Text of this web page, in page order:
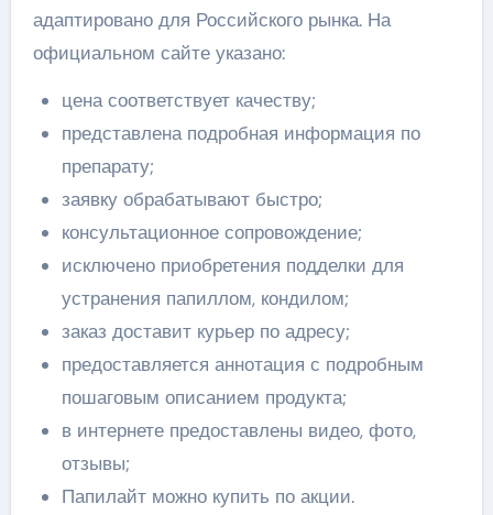
адаптировано для Российского рынка. На
официальном сайте указано:
цена соответствует качеству;
представлена подробная информация по
препарату;
заявку обрабатывают быстро;
консультационное сопровождение;
исключено приобретения подделки для
устранения папиллом, кондилом;
заказ доставит курьер по адресу;
предоставляется аннотация с подробным
пошаговым описанием продукта;
в интернете предоставлены видео, фото,
отзывы;
Папилайт можно купить по акции.